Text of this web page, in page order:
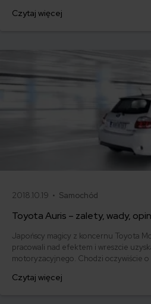
zwrotne auto o ujmujących kształtach
Czytaj więcej
2018.10.19 • Samochód
Toyota Auris – zalety, wady,
Japońscy magicy z koncernu Toyota
pracowali nad efektem i wreszcie
motoryzacyjnego. Chodzi oczywiście
Toyota zaczerpnęła nazwę dla modelu,
Czytaj więcej